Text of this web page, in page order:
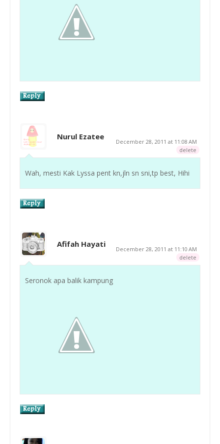
Nurul Ezatee
December 28, 2011 at 11:08 AM
delete
Wah, mesti Kak Lyssa pent kn,jln sn sni,tp best, Hihi
Afifah Hayati
December 28, 2011 at 11:10 AM
delete
Seronok apa balik kampung